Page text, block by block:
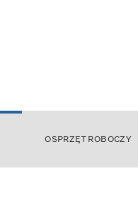
OSPRZĘT ROBOCZY